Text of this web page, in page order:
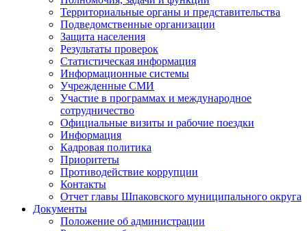
Территориальные органы и представительства
Подведомственные организации
Защита населения
Результаты проверок
Статистическая информация
Информационные системы
Учрежденные СМИ
Участие в программах и международное
сотрудничество
Официальные визиты и рабочие поездки
Информация
Кадровая политика
Приоритеты
Противодействие коррупции
Контакты
Отчет главы Шпаковского муниципального округа
Документы
Положение об администрации